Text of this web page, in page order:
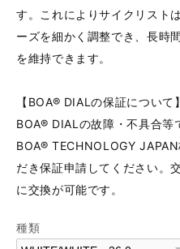
す。これによりサイクリスト
ーズを細かく調整でき、長時
を維持できます。
【BOA® DIALの保証について】
BOA® DIALの故障・不具合等
BOA® TECHNOLOGY
だき保証申請してください。
に交換が可能です。
種類